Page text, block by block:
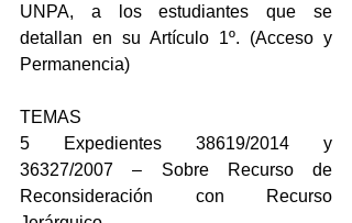
UNPA, a los estudiantes que se
detallan en su Artículo 1º. (Acceso y
Permanencia)
TEMAS
5 Expedientes 38619/2014 y
36327/2007 – Sobre Recurso de
Reconsideración con Recurso